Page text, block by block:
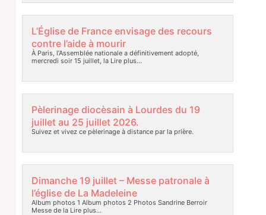
L’Église de France envisage des recours
contre l’aide à mourir
À Paris, l’Assemblée nationale a définitivement adopté,
mercredi soir 15 juillet, laLire plus…
Pèlerinage diocèsain à Lourdes du 19
juillet au 25 juillet 2026.
Suivez et vivez ce pèlerinage à distance par la prière.
Dimanche 19 juillet – Messe patronale à
l’église de La Madeleine
Album photos 1 Album photos 2 Photos Sandrine Berroir
Messe de laLire plus…